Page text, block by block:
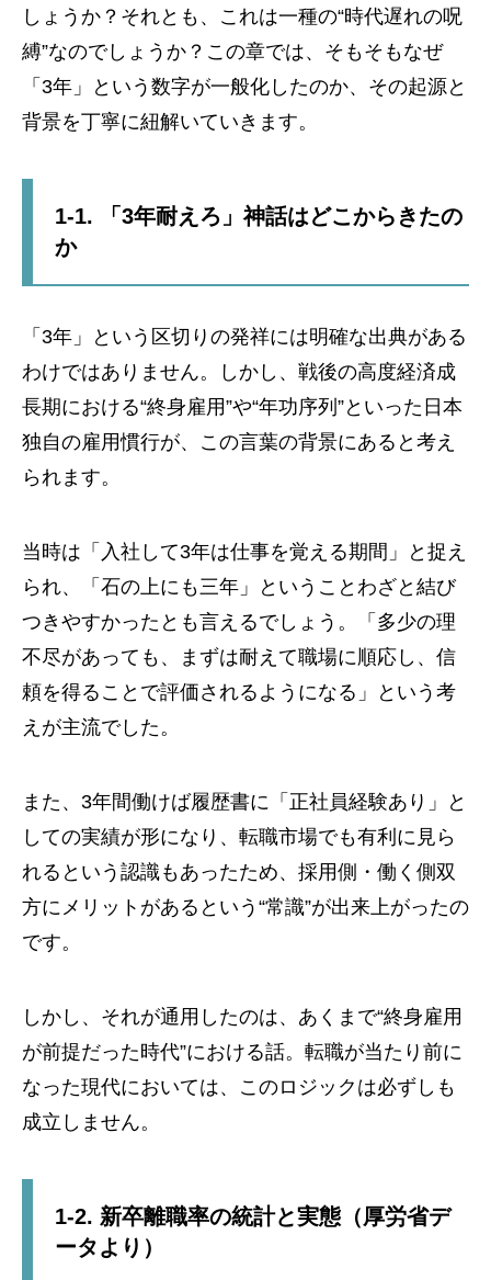
しょうか？それとも、これは一種の“時代遅れの呪
縛”なのでしょうか？この章では、そもそもなぜ
「3年」という数字が一般化したのか、その起源と
背景を丁寧に紐解いていきます。
1-1. 「3年耐えろ」神話はどこからきたの
か
「3年」という区切りの発祥には明確な出典がある
わけではありません。しかし、戦後の高度経済成
長期における“終身雇用”や“年功序列”といった日本
独自の雇用慣行が、この言葉の背景にあると考え
られます。
当時は「入社して3年は仕事を覚える期間」と捉え
られ、「石の上にも三年」ということわざと結び
つきやすかったとも言えるでしょう。「多少の理
不尽があっても、まずは耐えて職場に順応し、信
頼を得ることで評価されるようになる」という考
えが主流でした。
また、3年間働けば履歴書に「正社員経験あり」と
しての実績が形になり、転職市場でも有利に見ら
れるという認識もあったため、採用側・働く側双
方にメリットがあるという“常識”が出来上がったの
です。
しかし、それが通用したのは、あくまで“終身雇用
が前提だった時代”における話。転職が当たり前に
なった現代においては、このロジックは必ずしも
成立しません。
1-2. 新卒離職率の統計と実態（厚労省デ
ータより）